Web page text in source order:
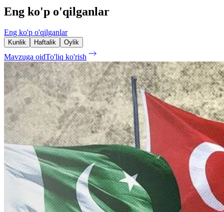
Eng ko'p o'qilganlar
Eng ko'p o'qilganlar
Kunlik Haftalik Oylik
Mavzuga oidTo'liq ko'rish